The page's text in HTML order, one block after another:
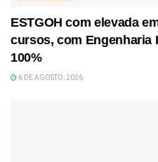
ESTGOH com elevada
cursos, com Engenharia
100%
6 DE AGOSTO, 2026